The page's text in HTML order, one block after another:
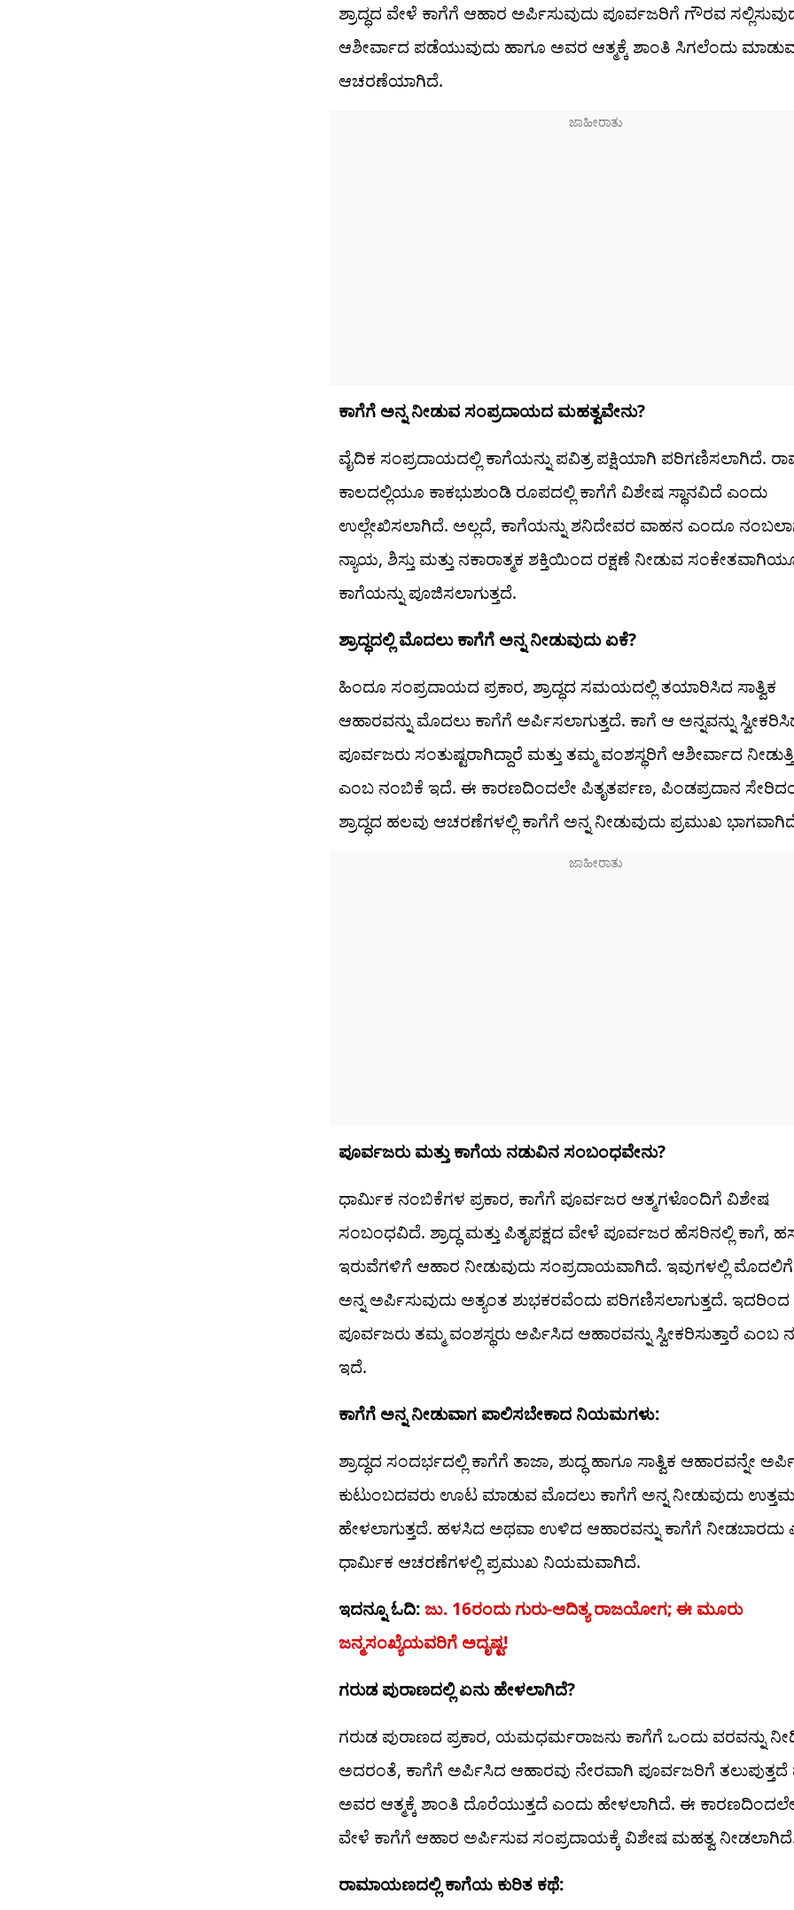
ಶ್ರಾದ್ಧದ ವೇಳೆ ಕಾಗೆಗೆ ಆಹಾರ ಅರ್ಪಿಸುವುದು ಪೂರ್ವಜರಿಗೆ ಗೌರವ
ಆಶೀರ್ವಾದ ಪಡೆಯುವುದು ಹಾಗೂ ಅವರ ಆತ್ಮಕ್ಕೆ ಶಾಂತಿ ಸಿಗಲೆಂದು
ಆಚರಣೆಯಾಗಿದೆ.
ಕಾಗೆಗೆ ಅನ್ನ ನೀಡುವ ಸಂಪ್ರದಾಯದ ಮಹತ್ವವೇನು?
ವೈದಿಕ ಸಂಪ್ರದಾಯದಲ್ಲಿ ಕಾಗೆಯನ್ನು ಪವಿತ್ರ ಪಕ್ಷಿಯಾಗಿ ಪರಿಗಣಿಸಲಾಗಿದೆ.
ಕಾಲದಲ್ಲಿಯೂ ಕಾಕಭುಶುಂಡಿ ರೂಪದಲ್ಲಿ ಕಾಗೆಗೆ ವಿಶೇಷ ಸ್ಥಾನವಿದೆ ಎಂದು
ಉಲ್ಲೇಖಿಸಲಾಗಿದೆ. ಅಲ್ಲದೆ, ಕಾಗೆಯನ್ನು ಶನಿದೇವರ ವಾಹನ ಎಂದೂ
ನ್ಯಾಯ, ಶಿಸ್ತು ಮತ್ತು ನಕಾರಾತ್ಮಕ ಶಕ್ತಿಯಿಂದ ರಕ್ಷಣೆ ನೀಡುವ
ಕಾಗೆಯನ್ನು ಪೂಜಿಸಲಾಗುತ್ತದೆ.
ಶ್ರಾದ್ಧದಲ್ಲಿ ಮೊದಲು ಕಾಗೆಗೆ ಅನ್ನ ನೀಡುವುದು ಏಕೆ?
ಹಿಂದೂ ಸಂಪ್ರದಾಯದ ಪ್ರಕಾರ, ಶ್ರಾದ್ಧದ ಸಮಯದಲ್ಲಿ ತಯಾರಿಸಿದ ಸಾತ್ವಿಕ
ಆಹಾರವನ್ನು ಮೊದಲು ಕಾಗೆಗೆ ಅರ್ಪಿಸಲಾಗುತ್ತದೆ. ಕಾಗೆ ಆ ಅನ್ನವನ್ನು
ಪೂರ್ವಜರು ಸಂತುಷ್ಟರಾಗಿದ್ದಾರೆ ಮತ್ತು ತಮ್ಮ ವಂಶಸ್ಥರಿಗೆ ಆಶೀರ್ವಾದ
ಎಂಬ ನಂಬಿಕೆ ಇದೆ. ಈ ಕಾರಣದಿಂದಲೇ ಪಿತೃತರ್ಪಣ, ಪಿಂಡಪ್ರದಾನ
ಶ್ರಾದ್ಧದ ಹಲವು ಆಚರಣೆಗಳಲ್ಲಿ ಕಾಗೆಗೆ ಅನ್ನ ನೀಡುವುದು ಪ್ರಮುಖ
ಪೂರ್ವಜರು ಮತ್ತು ಕಾಗೆಯ ನಡುವಿನ ಸಂಬಂಧವೇನು?
ಧಾರ್ಮಿಕ ನಂಬಿಕೆಗಳ ಪ್ರಕಾರ, ಕಾಗೆಗೆ ಪೂರ್ವಜರ ಆತ್ಮಗಳೊಂದಿಗೆ ವಿಶೇಷ
ಸಂಬಂಧವಿದೆ. ಶ್ರಾದ್ಧ ಮತ್ತು ಪಿತೃಪಕ್ಷದ ವೇಳೆ ಪೂರ್ವಜರ ಹೆಸರಿನಲ್ಲಿ ಕಾಗೆ,
ಇರುವೆಗಳಿಗೆ ಆಹಾರ ನೀಡುವುದು ಸಂಪ್ರದಾಯವಾಗಿದೆ. ಇವುಗಳಲ್ಲಿ ಮೊದಲಿಗೆ
ಅನ್ನ ಅರ್ಪಿಸುವುದು ಅತ್ಯಂತ ಶುಭಕರವೆಂದು ಪರಿಗಣಿಸಲಾಗುತ್ತದೆ. ಇದರಿಂದ
ಪೂರ್ವಜರು ತಮ್ಮ ವಂಶಸ್ಥರು ಅರ್ಪಿಸಿದ ಆಹಾರವನ್ನು ಸ್ವೀಕರಿಸುತ್ತಾರೆ ಎಂಬ
ಇದೆ.
ಕಾಗೆಗೆ ಅನ್ನ ನೀಡುವಾಗ ಪಾಲಿಸಬೇಕಾದ ನಿಯಮಗಳು:
ಶ್ರಾದ್ಧದ ಸಂದರ್ಭದಲ್ಲಿ ಕಾಗೆಗೆ ತಾಜಾ, ಶುದ್ಧ ಹಾಗೂ ಸಾತ್ವಿಕ ಆಹಾರವನ್ನೇ
ಕುಟುಂಬದವರು ಊಟ ಮಾಡುವ ಮೊದಲು ಕಾಗೆಗೆ ಅನ್ನ ನೀಡುವುದು
ಹೇಳಲಾಗುತ್ತದೆ. ಹಳಸಿದ ಅಥವಾ ಉಳಿದ ಆಹಾರವನ್ನು ಕಾಗೆಗೆ ನೀಡಬಾರದು
ಧಾರ್ಮಿಕ ಆಚರಣೆಗಳಲ್ಲಿ ಪ್ರಮುಖ ನಿಯಮವಾಗಿದೆ.
ಇದನ್ನೂ ಓದಿ:ಜು. 16ರಂದು ಗುರು-ಆದಿತ್ಯ ರಾಜಯೋಗ; ಈ ಮೂರು
ಜನ್ಮಸಂಖ್ಯೆಯವರಿಗೆ ಅದೃಷ್ಟ!
ಗರುಡ ಪುರಾಣದಲ್ಲಿ ಏನು ಹೇಳಲಾಗಿದೆ?
ಗರುಡ ಪುರಾಣದ ಪ್ರಕಾರ, ಯಮಧರ್ಮರಾಜನು ಕಾಗೆಗೆ ಒಂದು ವರವನ್ನು
ಅದರಂತೆ, ಕಾಗೆಗೆ ಅರ್ಪಿಸಿದ ಆಹಾರವು ನೇರವಾಗಿ ಪೂರ್ವಜರಿಗೆ ತಲುಪುತ್ತದೆ
ಅವರ ಆತ್ಮಕ್ಕೆ ಶಾಂತಿ ದೊರೆಯುತ್ತದೆ ಎಂದು ಹೇಳಲಾಗಿದೆ. ಈ ಕಾರಣದಿಂದಲೇ
ವೇಳೆ ಕಾಗೆಗೆ ಆಹಾರ ಅರ್ಪಿಸುವ ಸಂಪ್ರದಾಯಕ್ಕೆ ವಿಶೇಷ ಮಹತ್ವ
ರಾಮಾಯಣದಲ್ಲಿ ಕಾಗೆಯ ಕುರಿತ ಕಥೆ: